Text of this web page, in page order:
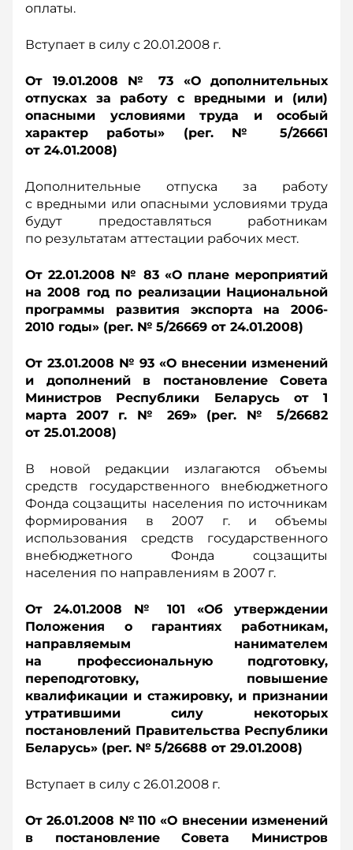
оплаты.
Вступает в силу с 20.01.2008 г.
От 19.01.2008 № 73 «О дополнительных
отпусках за работу с вредными и (или)
опасными условиями труда и особый
характер работы» (рег. № 5/26661
от 24.01.2008)
Дополнительные отпуска за работу
с вредными или опасными условиями труда
будут предоставляться работникам
по результатам аттестации рабочих мест.
От 22.01.2008 № 83 «О плане мероприятий
на 2008 год по реализации Национальной
программы развития экспорта на 2006-
2010 годы» (рег. № 5/26669 от 24.01.2008)
От 23.01.2008 № 93 «О внесении изменений
и дополнений в постановление Совета
Министров Республики Беларусь от 1
марта 2007 г. № 269» (рег. № 5/26682
от 25.01.2008)
В новой редакции излагаются объемы
средств государственного внебюджетного
Фонда соцзащиты населения по источникам
формирования в 2007 г. и объемы
использования средств государственного
внебюджетного Фонда соцзащиты
населения по направлениям в 2007 г.
От 24.01.2008 № 101 «Об утверждении
Положения о гарантиях работникам,
направляемым нанимателем
на профессиональную подготовку,
переподготовку, повышение
квалификации и стажировку, и признании
утратившими силу некоторых
постановлений Правительства Республики
Беларусь» (рег. № 5/26688 от 29.01.2008)
Вступает в силу с 26.01.2008 г.
От 26.01.2008 № 110 «О внесении изменений
в постановление Совета Министров